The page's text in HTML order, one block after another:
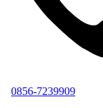
0856-7239909